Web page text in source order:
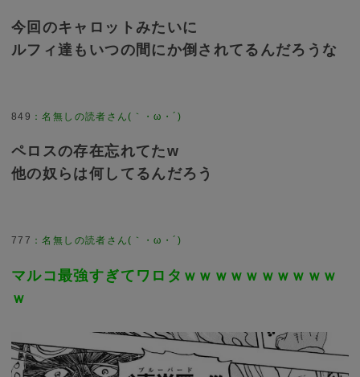
今回のキャロットみたいに
ルフィ達もいつの間にか倒されてるんだろうな
849 ：名無しの読者さん(｀・ω・´)
ペロスの存在忘れてたw
他の奴らは何してるんだろう
777 ：名無しの読者さん(｀・ω・´)
マルコ最強すぎてワロタｗｗｗｗｗｗｗｗｗｗ
ｗ